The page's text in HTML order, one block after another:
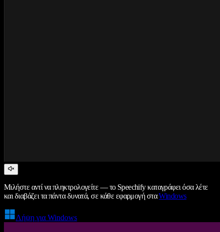
Μιλήστε αντί να πληκτρολογείτε — το Speechify καταγράφει όσα λέτε
και διαβάζει τα πάντα δυνατά, σε κάθε εφαρμογή σταWindows
Λήψη για Windows